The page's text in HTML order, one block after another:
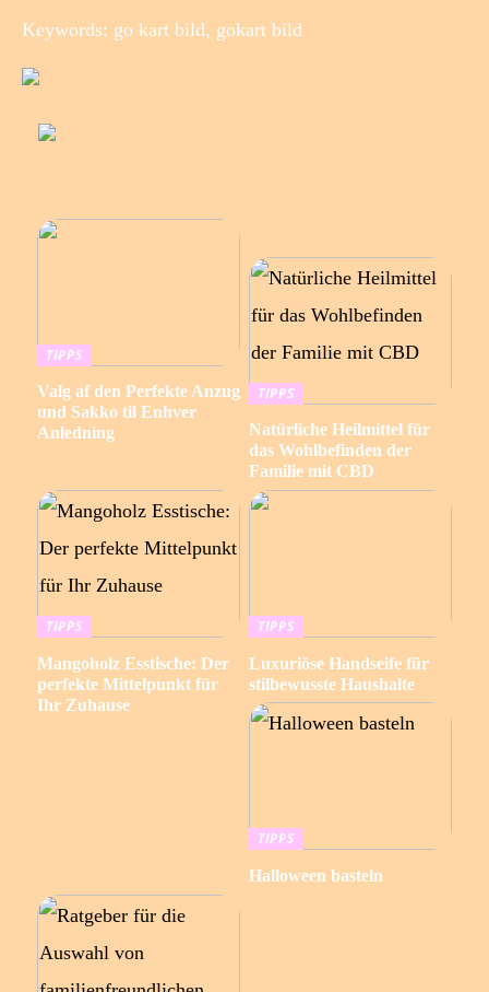
Keywords: go kart bild, gokart bild
TIPPS
Valg af den Perfekte Anzug
und Sakko til Enhver
Anledning
TIPPS
Natürliche Heilmittel für
das Wohlbefinden der
Familie mit CBD
TIPPS
Mangoholz Esstische: Der
perfekte Mittelpunkt für
Ihr Zuhause
TIPPS
Luxuriöse Handseife für
stilbewusste Haushalte
TIPPS
Halloween basteln